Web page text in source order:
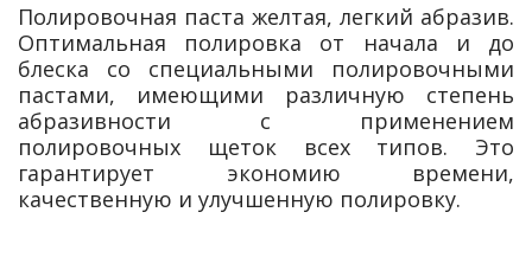
Полировочная паста желтая, легкий абразив.
Оптимальная полировка от начала и до
блеска со специальными полировочными
пастами, имеющими различную степень
абразивности с применением
полировочных щеток всех типов. Это
гарантирует экономию времени,
качественную и улучшенную полировку.